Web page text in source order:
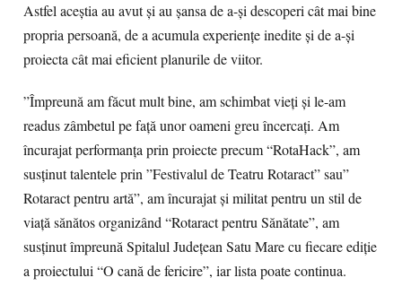
Astfel aceștia au avut și au șansa de a-şi descoperi cât mai bine
propria persoană, de a acumula experienţe inedite şi de a-şi
proiecta cât mai eficient planurile de viitor.
”Împreună am făcut mult bine, am schimbat vieți și le-am
readus zâmbetul pe față unor oameni greu încercați. Am
încurajat performanța prin proiecte precum “RotaHack”, am
susținut talentele prin ”Festivalul de Teatru Rotaract” sau”
Rotaract pentru artă”, am încurajat și militat pentru un stil de
viață sănătos organizând “Rotaract pentru Sănătate”, am
susținut împreună Spitalul Județean Satu Mare cu fiecare ediție
a proiectului “O cană de fericire”, iar lista poate continua.